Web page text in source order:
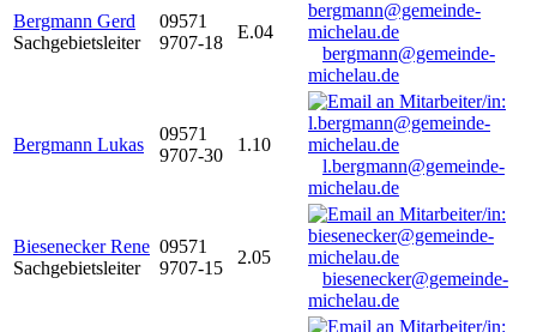
Bergmann Gerd
Sachgebietsleiter
09571
9707-18
E.04
bergmann@gemeinde-
michelau.de
Bergmann Lukas
09571
9707-30
1.10
l.bergmann@gemeinde-
michelau.de
Biesenecker Rene
Sachgebietsleiter
09571
9707-15
2.05
biesenecker@gemeinde-
michelau.de